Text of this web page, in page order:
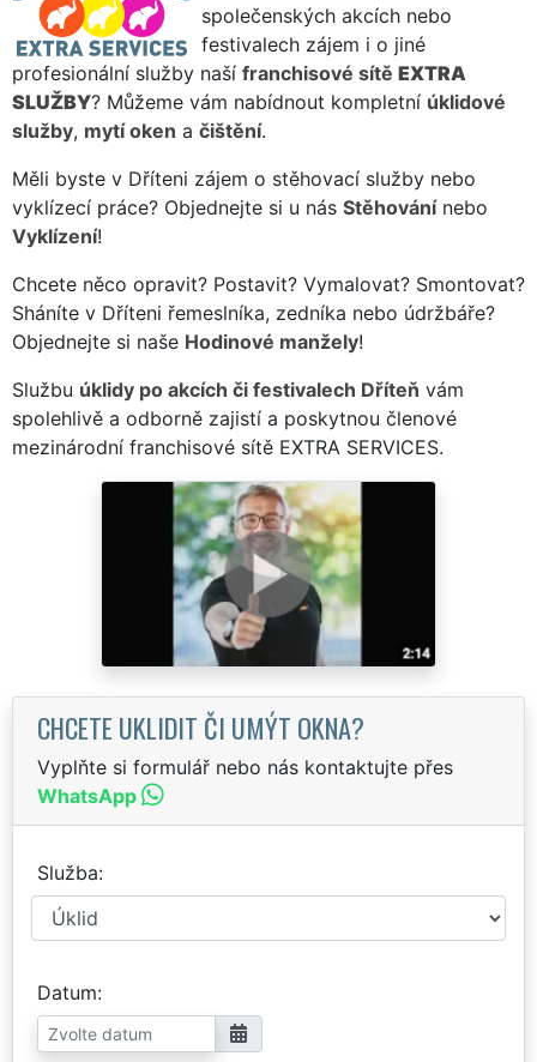
společenských akcích nebo
festivalech zájem i o jiné
profesionální služby naší franchisové sítě EXTRA
SLUŽBY? Můžeme vám nabídnout kompletní úklidové
služby, mytí oken a čištění.
Měli byste v Dříteni zájem o stěhovací služby nebo
vyklízecí práce? Objednejte si u nás Stěhovánínebo
Vyklízení!
Chcete něco opravit? Postavit? Vymalovat? Smontovat?
Sháníte v Dříteni řemeslníka, zedníka nebo údržbáře?
Objednejte si naše Hodinové manžely!
Službu úklidy po akcích či festivalech Dříteň vám
spolehlivě a odborně zajistí a poskytnou členové
mezinárodní franchisové sítě EXTRA SERVICES.
CHCETE UKLIDIT ČI UMÝT OKNA?
Vyplňte si formulář nebo nás kontaktujte přes
WhatsApp
Služba
Datum